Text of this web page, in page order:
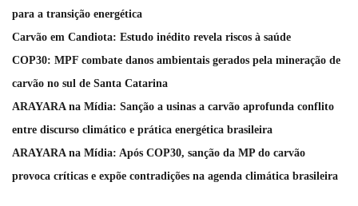
para a transição energética
Carvão em Candiota: Estudo inédito revela riscos à saúde
COP30: MPF combate danos ambientais gerados pela mineração de
carvão no sul de Santa Catarina
ARAYARA na Mídia: Sanção a usinas a carvão aprofunda conflito
entre discurso climático e prática energética brasileira
ARAYARA na Mídia: Após COP30, sanção da MP do carvão
provoca críticas e expõe contradições na agenda climática brasileira